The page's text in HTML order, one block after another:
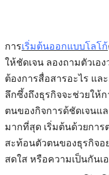
การเริ่มต้นออกแบบโลโก้
ให้ชัดเจน ลองถามตัวเ
ต้องการสื่อสารอะไร แล
ลึกซึ้งถึงธุรกิจจะช่วยให้
ตนของกิจการด้ชัดเจนแ
มากที่สุด เริ่มต้นด้วยกา
สะท้อนตัวตนของธุรกิจอ
สดใส หรือความเป็นกันเ